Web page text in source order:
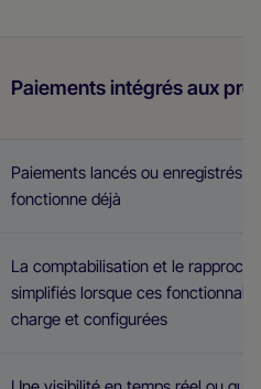
Paiements intégrés aux
Paiements lancés ou enregistrés
fonctionne déjà
La comptabilisation et le
simplifiés lorsque ces
charge et configurées